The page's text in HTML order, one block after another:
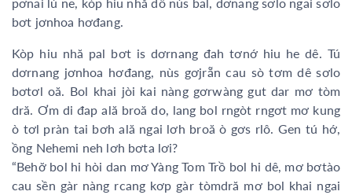
bơt jơnhoa hơđang.
Kòp hiu nhă pal bơt is dơrnang đah tơnớ hiu he dê. Tú
dơrnang jơnhoa hơđang, nùs gơjrẵn cau sò tơm dê sơlo
bơtơl oă. Bol khai jòi kai nàng gơrwàng gut dar mơ tòm
dră. Ơm di đap ală broă do, lang bol rngòt rngơt mơ kung
ò tơl pràn tai bơh ală ngai lơh broă ò gơs rlô. Gen tú hớ,
ồng Nehemi neh lơh bơta lơi?
“Behơ̆ bol hi hòi dan mơ Yàng Tom Trồ bol hi dê, mơ bơtào
cau sền gàr nàng rcang kơp gàr tòmdră mơ bol khai ngai